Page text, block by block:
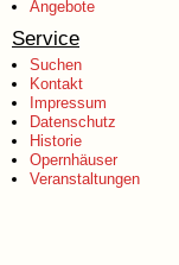
Angebote
Service
Suchen
Kontakt
Impressum
Datenschutz
Historie
Opernhäuser
Veranstaltungen